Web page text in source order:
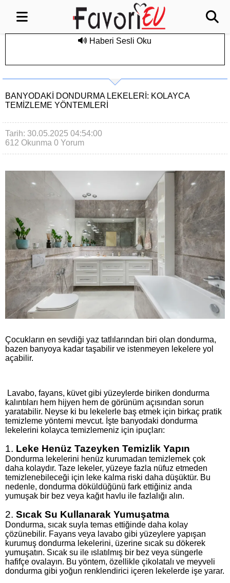
Haberi Sesli Oku
BANYODAKI DONDURMA LEKELERI: KOLAYCA
TEMIZLEME YÖNTEMLERI
Tarih: 30.05.2025 04:54:00
612 Okunma 0 Yorum
Çocukların en sevdiği yaz tatlılarından biri olan dondurma,
bazen banyoya kadar taşabilir ve istenmeyen lekelere yol
açabilir.
Lavabo, fayans, küvet gibi yüzeylerde biriken dondurma
kalıntıları hem hijyen hem de görünüm açısından sorun
yaratabilir. Neyse ki bu lekelerle baş etmek için birkaç pratik
temizleme yöntemi mevcut. İşte banyodaki dondurma
lekelerini kolayca temizlemeniz için ipuçları:
1. Leke Henüz Tazeyken Temizlik Yapın
Dondurma lekelerini henüz kurumadan temizlemek çok
daha kolaydır. Taze lekeler, yüzeye fazla nüfuz etmeden
temizlenebileceği için leke kalma riski daha düşüktür. Bu
nedenle, dondurma döküldüğünü fark ettiğiniz anda
yumuşak bir bez veya kağıt havlu ile fazlalığı alın.
2. Sıcak Su Kullanarak Yumuşatma
Dondurma, sıcak suyla temas ettiğinde daha kolay
çözünebilir. Fayans veya lavabo gibi yüzeylere yapışan
kurumuş dondurma lekelerini, üzerine sıcak su dökerek
yumuşatın. Sıcak su ile ıslatılmış bir bez veya süngerle
hafifçe ovalayın. Bu yöntem, özellikle çikolatalı ve meyveli
dondurma gibi yoğun renklendirici içeren lekelerde işe yarar.